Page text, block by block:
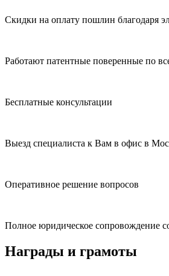
Скидки на оплату пошлин благодаря
Работают патентные поверенные по
Бесплатные консультации
Выезд специалиста к Вам в офис в
Оперативное решение вопросов
Полное юридическое сопровождение
Награды и грамоты